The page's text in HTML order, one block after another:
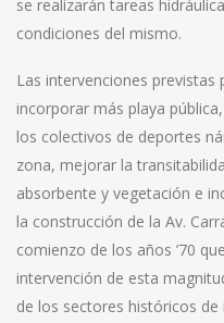
se realizarán tareas
condiciones del mismo.
Las intervenciones
incorporar más playa
los colectivos de deportes
zona, mejorar la
absorbente y vegetación e
la construcción de la Av.
comienzo de los años ’70
intervención de esta
de los sectores históricos de